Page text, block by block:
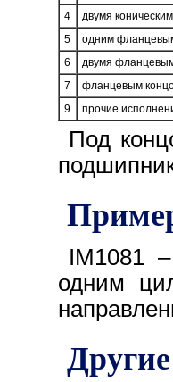
4
двумя
5
одним
6
двумя
7
фланцевым
9
прочие
Под
IM1081
одним